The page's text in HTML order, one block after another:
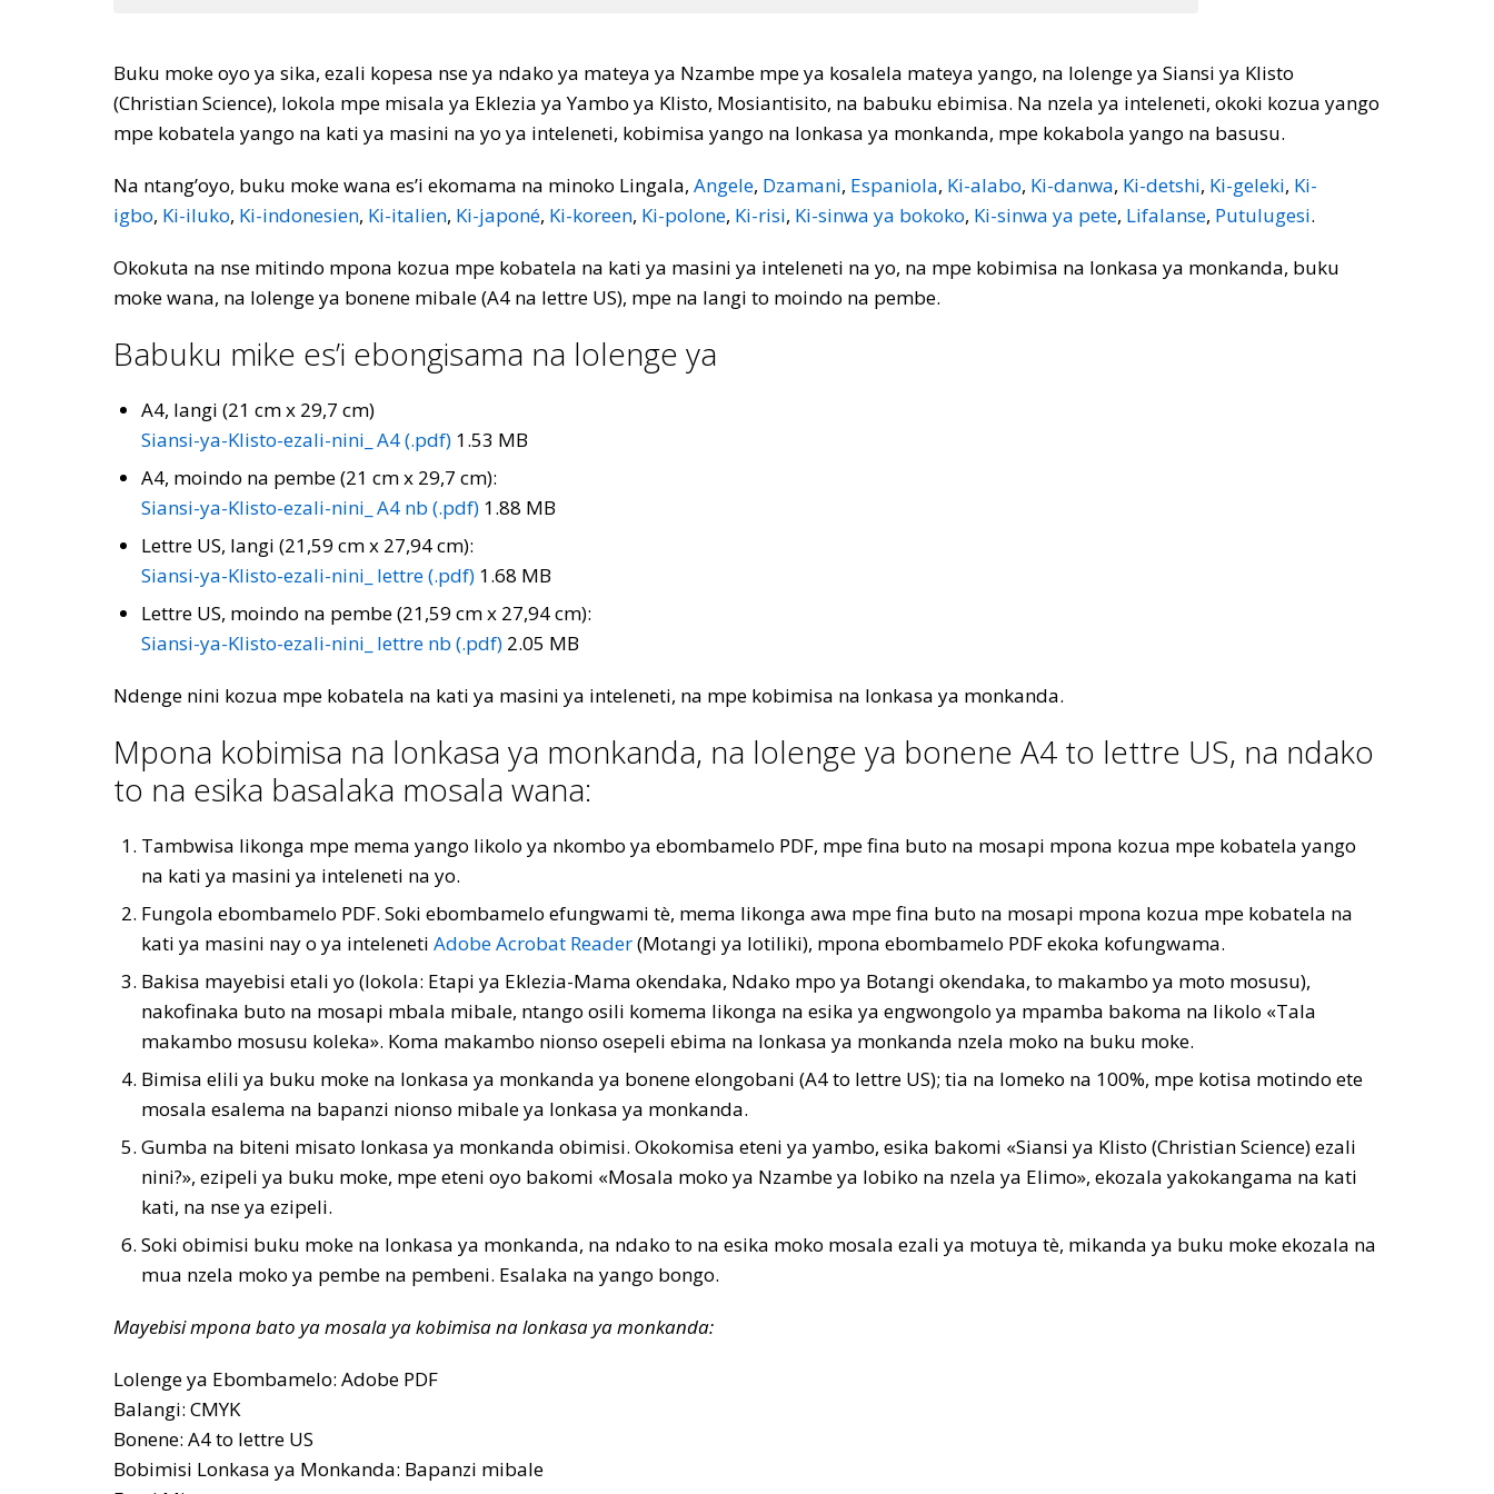
Buku moke oyo ya sika, ezali kopesa nse ya ndako ya mateya ya Nzambe mpe ya kosalela mateya yango, na lolenge ya Siansi ya Klisto
(Christian Science), lokola mpe misala ya Eklezia ya Yambo ya Klisto, Mosiantisito, na babuku ebimisa. Na nzela ya inteleneti, okoki kozua yango
mpe kobatela yango na kati ya masini na yo ya inteleneti, kobimisa yango na lonkasa ya monkanda, mpe kokabola yango na basusu.
Na ntang’oyo, buku moke wana es’i ekomama na minoko Lingala, Angele, Dzamani, Espaniola, Ki-alabo, Ki-danwa, Ki-detshi, Ki-geleki, Ki-
igbo, Ki-iluko, Ki-indonesien, Ki-italien, Ki-japoné, Ki-koreen, Ki-polone, Ki-risi, Ki-sinwa ya bokoko, Ki-sinwa ya pete, Lifalanse, Putulugesi.
Okokuta na nse mitindo mpona kozua mpe kobatela na kati ya masini ya inteleneti na yo, na mpe kobimisa na lonkasa ya monkanda, buku
moke wana, na lolenge ya bonene mibale (A4 na lettre US), mpe na langi to moindo na pembe.
Babuku mike es’i ebongisama na lolenge ya
A4, langi (21 cm x 29,7 cm)
Siansi-ya-Klisto-ezali-nini_ A4 (.pdf) 1.53 MB
A4, moindo na pembe (21 cm x 29,7 cm):
Siansi-ya-Klisto-ezali-nini_ A4 nb (.pdf) 1.88 MB
Lettre US, langi (21,59 cm x 27,94 cm):
Siansi-ya-Klisto-ezali-nini_ lettre (.pdf) 1.68 MB
Lettre US, moindo na pembe (21,59 cm x 27,94 cm):
Siansi-ya-Klisto-ezali-nini_ lettre nb (.pdf) 2.05 MB
Ndenge nini kozua mpe kobatela na kati ya masini ya inteleneti, na mpe kobimisa na lonkasa ya monkanda.
Mpona kobimisa na lonkasa ya monkanda, na lolenge ya bonene A4 to lettre US, na ndako
to na esika basalaka mosala wana:
Tambwisa likonga mpe mema yango likolo ya nkombo ya ebombamelo PDF, mpe fina buto na mosapi mpona kozua mpe kobatela yango
na kati ya masini ya inteleneti na yo.
Fungola ebombamelo PDF. Soki ebombamelo efungwami tè, mema likonga awa mpe fina buto na mosapi mpona kozua mpe kobatela na
kati ya masini nay o ya inteleneti Adobe Acrobat Reader(Motangi ya lotiliki), mpona ebombamelo PDF ekoka kofungwama.
Bakisa mayebisi etali yo (lokola: Etapi ya Eklezia-Mama okendaka, Ndako mpo ya Botangi okendaka, to makambo ya moto mosusu),
nakofinaka buto na mosapi mbala mibale, ntango osili komema likonga na esika ya engwongolo ya mpamba bakoma na likolo «Tala
makambo mosusu koleka». Koma makambo nionso osepeli ebima na lonkasa ya monkanda nzela moko na buku moke.
Bimisa elili ya buku moke na lonkasa ya monkanda ya bonene elongobani (A4 to lettre US); tia na lomeko na 100%, mpe kotisa motindo ete
mosala esalema na bapanzi nionso mibale ya lonkasa ya monkanda.
Gumba na biteni misato lonkasa ya monkanda obimisi. Okokomisa eteni ya yambo, esika bakomi «Siansi ya Klisto (Christian Science) ezali
nini?», ezipeli ya buku moke, mpe eteni oyo bakomi «Mosala moko ya Nzambe ya lobiko na nzela ya Elimo», ekozala yakokangama na kati
kati, na nse ya ezipeli.
Soki obimisi buku moke na lonkasa ya monkanda, na ndako to na esika moko mosala ezali ya motuya tè, mikanda ya buku moke ekozala na
mua nzela moko ya pembe na pembeni. Esalaka na yango bongo.
Mayebisi mpona bato ya mosala ya kobimisa na lonkasa ya monkanda:
Lolenge ya Ebombamelo: Adobe PDF
Balangi: CMYK
Bonene: A4 to lettre US
Bobimisi Lonkasa ya Monkanda: Bapanzi mibale